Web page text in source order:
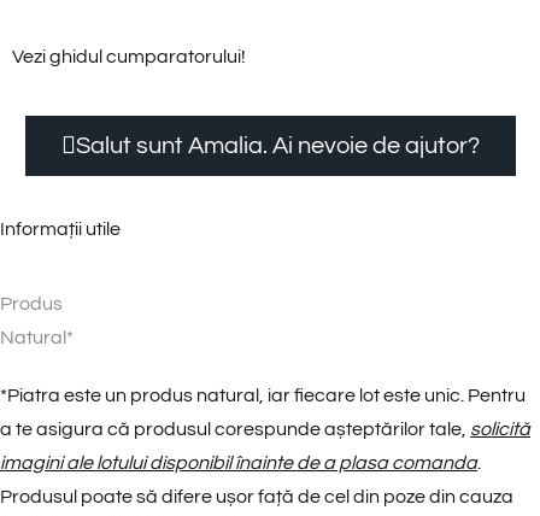
Vezi ghidul cumparatorului!
Salut sunt Amalia. Ai nevoie de ajutor?
Informații utile
Produs
Natura *
*Piatra este un produs natural, iar fiecare lot este unic. Pentru
a te asigura că produsul corespunde așteptărilor tale, solicită
imagini ale lotului disponibil înainte de a plasa comanda.
Produsul poate să difere ușor față de cel din poze din cauza